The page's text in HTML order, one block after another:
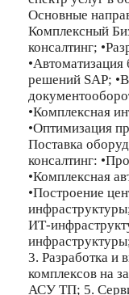
Основные
Комплексный
консалтинг;
•Автоматизация
решений SAP;
•Комплексная
•Оптимизация
Поставка
консалтинг:
•Комплексная
•Построение
ИТ-
3. Разработка и
комплексов на
АСУ ТП; 5.